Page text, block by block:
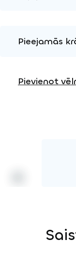
2D DWG – Sānu
3D DWG
Pieejamās
Pievienot